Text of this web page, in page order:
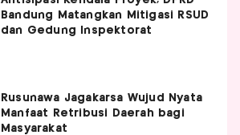
Bandung Matangkan Mitigasi RSUD
dan Gedung Inspektorat
Rusunawa Jagakarsa Wujud Nyata
Manfaat Retribusi Daerah bagi
Masyarakat